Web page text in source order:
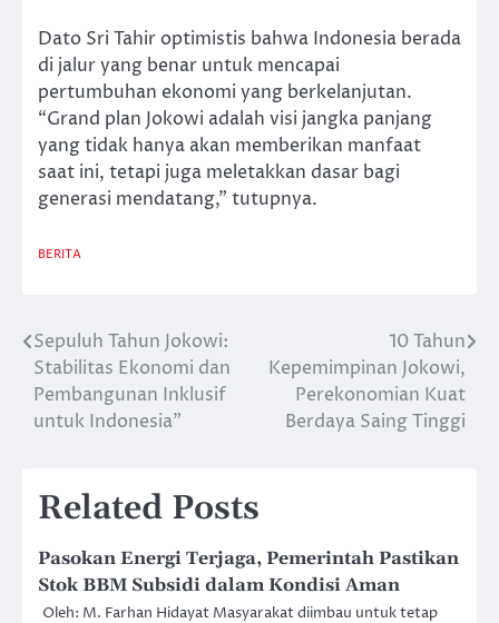
Dato Sri Tahir optimistis bahwa Indonesia berada
di jalur yang benar untuk mencapai
pertumbuhan ekonomi yang berkelanjutan.
“Grand plan Jokowi adalah visi jangka panjang
yang tidak hanya akan memberikan manfaat
saat ini, tetapi juga meletakkan dasar bagi
generasi mendatang,” tutupnya.
BERITA
Post
navigation
Sepuluh Tahun Jokowi:
Stabilitas Ekonomi dan
Pembangunan Inklusif
untuk Indonesia”
10 Tahun
Kepemimpinan Jokowi,
Perekonomian Kuat
Berdaya Saing Tinggi
Related Posts
Pasokan Energi Terjaga, Pemerintah Pastikan
Stok BBM Subsidi dalam Kondisi Aman
Oleh: M. Farhan Hidayat Masyarakat diimbau untuk tetap